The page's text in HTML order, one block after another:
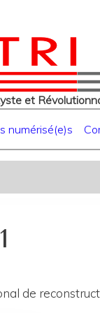
et
numérisé(e)s
de